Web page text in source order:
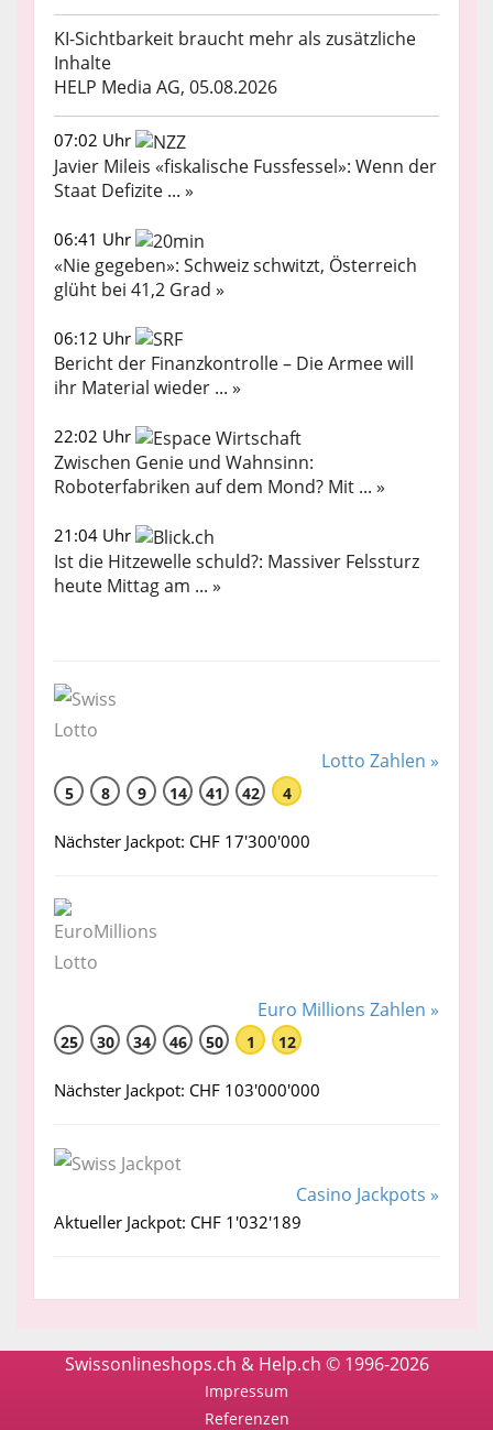
KI-Sichtbarkeit braucht mehr als zusätzliche
Inhalte
HELP Media AG, 05.08.2026
07:02 Uhr
Javier Mileis «fiskalische Fussfessel»: Wenn der
Staat Defizite ... »
06:41 Uhr
«Nie gegeben»: Schweiz schwitzt, Österreich
glüht bei 41,2 Grad »
06:12 Uhr
Bericht der Finanzkontrolle – Die Armee will
ihr Material wieder ... »
22:02 Uhr
Zwischen Genie und Wahnsinn:
Roboterfabriken auf dem Mond? Mit ... »
21:04 Uhr
Ist die Hitzewelle schuld?: Massiver Felssturz
heute Mittag am ... »
Lotto Zahlen »
5 8 9 14 41 42 4
Nächster Jackpot: CHF 17'300'000
Euro Millions Zahlen »
25 30 34 46 50 1 12
Nächster Jackpot: CHF 103'000'000
Casino Jackpots »
Aktueller Jackpot: CHF 1'032'189
Swissonlineshops.ch & Help.ch © 1996-2026
Impressum
Referenzen